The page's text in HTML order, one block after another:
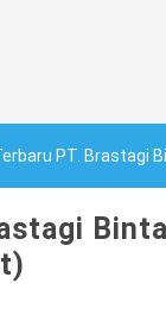
Brastagi Bintang Asia